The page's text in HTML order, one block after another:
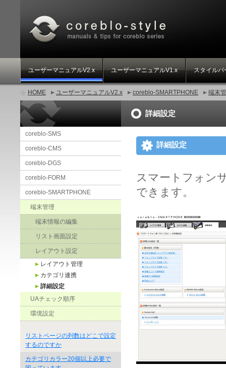
ユーザーマニュアルV2.x ユーザーマニュアルV1.x スタイルパ
HOME ユーザーマニュアルV2.x coreblo-SMARTPHONE 端末
詳細設定
詳細設定
スマートフォン
できます。
coreblo-SMS
coreblo-CMS
coreblo-DGS
coreblo-FORM
coreblo-SMARTPHONE
端末管理
端末情報の編集
リスト画面設定
レイアウト設定
レイアウト管理
カテゴリ連携
詳細設定
UAチェック順序
環境設定
リストページの列数はどこで設定
するのですか
カテゴリカラー20個以上必要で